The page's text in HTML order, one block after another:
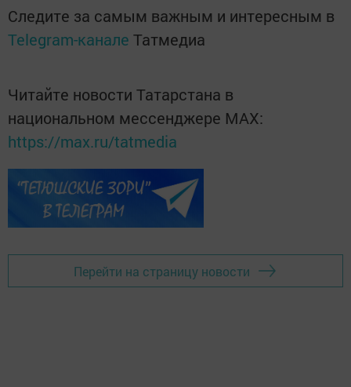
Следите за самым важным и интересным в
Telegram-канале Татмедиа
Читайте новости Татарстана в
национальном мессенджере MАХ:
https://max.ru/tatmedia
Перейти на страницу новости